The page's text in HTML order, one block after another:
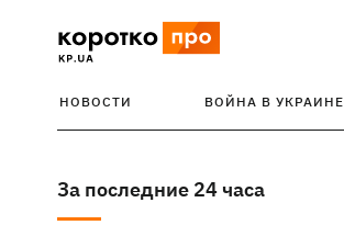
НОВОСТИ ВОЙНА В УКРАИНЕ
За последние 24 часа